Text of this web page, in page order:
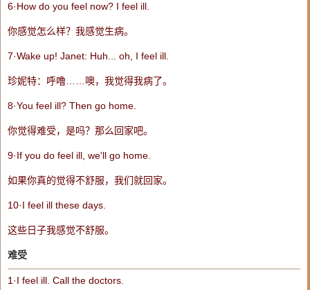
6·How do you feel now? I feel ill
你感觉怎么样？我感觉生病。
7·Wake up! Janet: Huh... oh, I feel ill
珍妮特：呼噜……噢，我觉得我病了。
8·You feel ill? Then go home.
你觉得难受，是吗？那么回家吧。
9·If you do feel ill , we'll go home.
如果你真的觉得不舒服，我们就回家。
10·I feel ill these days.
这些日子我感觉不舒服。
难受
1·I feel ill . Call the doctors.